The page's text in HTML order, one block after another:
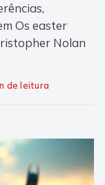
Os easter
Nolan
de leitura